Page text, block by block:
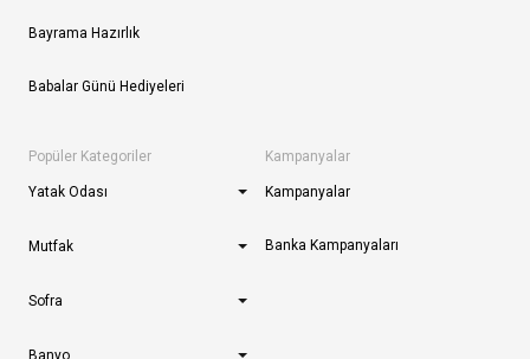
Bayrama Hazırlık
Babalar Günü Hediyeleri
Popüler Kategoriler
Yatak Odası
Mutfak
Sofra
Banyo
Kampanyalar
Kampanyalar
Banka Kampanyaları